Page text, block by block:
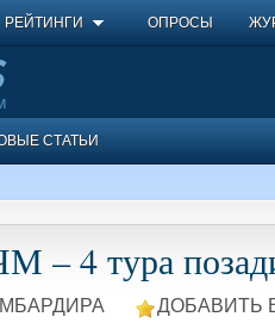
РЕЙТИНГИ ОПРОСЫ
СТАТЬИ
– 4 тура
ДОБАВИТЬ